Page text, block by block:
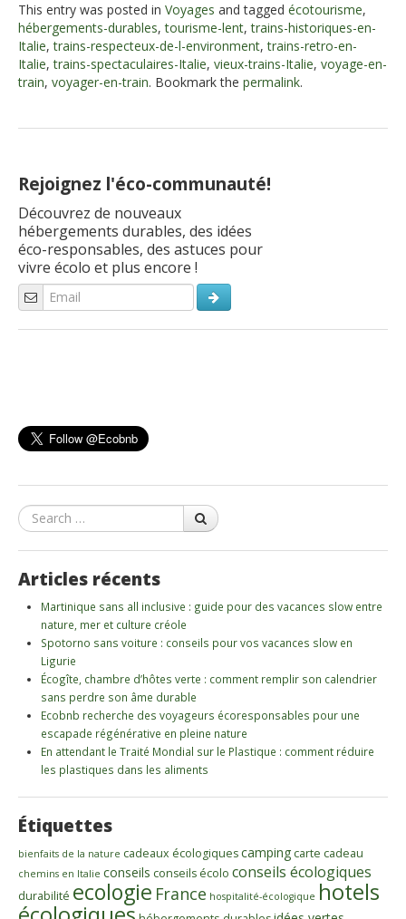
This entry was posted in Voyages and tagged écotourisme,
hébergements-durables,tourisme-lent,trains-historiques-en-
Italie,trains-respecteux-de-l-environment,trains-retro-en-
Italie,trains-spectaculaires-Italie, vieux-trains-Italie, voyage-en-
train, voyager-en-train. Bookmark the permalink.
Rejoignez l'éco-communauté!
Découvrez de nouveaux
hébergements durables, des idées
éco-responsables, des astuces pour
vivre écolo et plus encore !
Search
Articles récents
Martinique sans all inclusive : guide pour des vacances slow entre
nature, mer et culture créole
Spotorno sans voiture : conseils pour vos vacances slow en
Ligurie
Écogîte, chambre d’hôtes verte : comment remplir son calendrier
sans perdre son âme durable
Ecobnb recherche des voyageurs écoresponsables pour une
escapade régénérative en pleine nature
En attendant le Traité Mondial sur le Plastique : comment réduire
les plastiques dans les aliments
Étiquettes
bienfaits de la nature cadeaux écologiquescamping carte cadeau
chemins en Italie conseils conseils écolo conseils écologiques
durabilité ecologie France hospitalité-écologique hotels